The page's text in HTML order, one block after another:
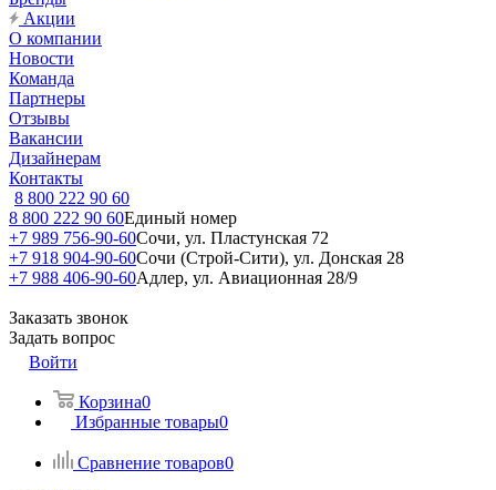
Акции
О компании
Новости
Команда
Партнеры
Отзывы
Вакансии
Дизайнерам
Контакты
8 800 222 90 60
8 800 222 90 60Единый номер
+7 989 756-90-60Сочи, ул. Пластунская 72
+7 918 904-90-60Сочи (Строй-Сити), ул. Донская 28
+7 988 406-90-60Адлер, ул. Авиационная 28/9
Заказать звонок
Задать вопрос
Войти
Корзина0
Избранные товары0
Сравнение товаров0